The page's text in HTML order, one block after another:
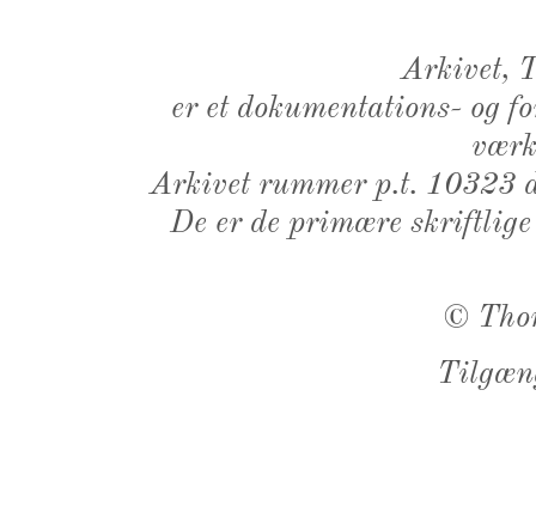
Arkivet,
er et dokumentations- og
Arkivet rummer p.t. 10323
De er de primære
©